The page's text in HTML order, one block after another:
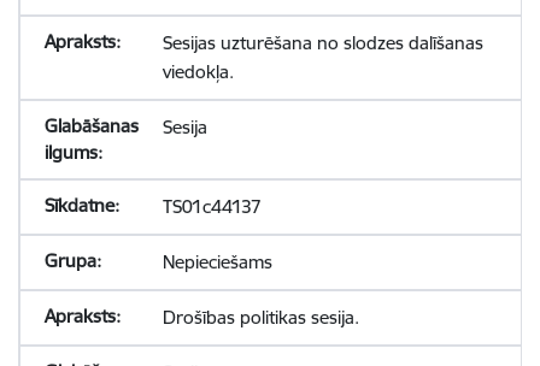
Sesijas uzturēšana no slodzes dalīšanas
viedokļa.
Sesija
TS01c44137
Nepieciešams
Drošības politikas sesija.